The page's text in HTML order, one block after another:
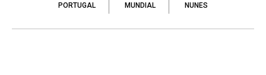
PORTUGAL MUNDIAL NUNES